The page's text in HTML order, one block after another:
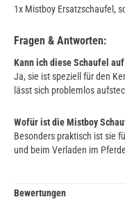
1x Mistboy Ersatzschaufel,
Fragen & Antworten:
Kann ich diese Schaufel
Ja, sie ist speziell für den
lässt sich problemlos
Wofür ist die Mistboy
Besonders praktisch ist sie
und beim Verladen im
Bewertungen